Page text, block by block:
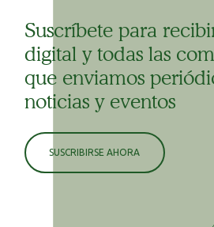
Suscríbete para
digital y todas las
que enviamos
noticias y eventos
SUSCRIBIRSE AHORA